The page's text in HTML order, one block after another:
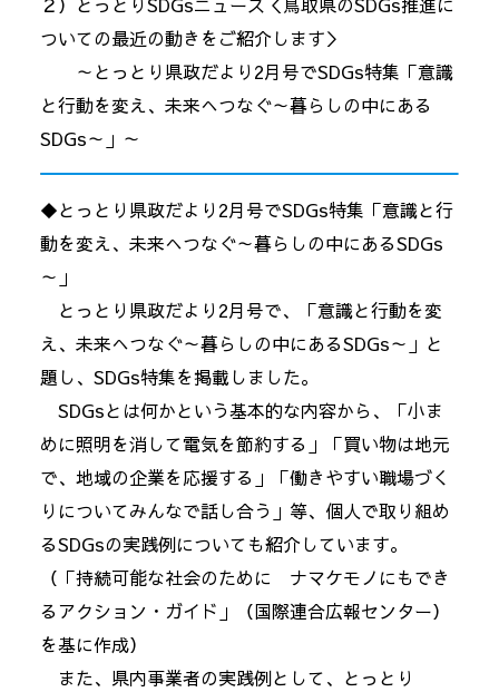
２）とっとりSDGsニュース＜鳥取県のSDGs推進に
ついての最近の動きをご紹介します＞
～とっとり県政だより2月号でSDGs特集「意識
と行動を変え、未来へつなぐ～暮らしの中にある
SDGs～」～
◆とっとり県政だより2月号でSDGs特集「意識と行
動を変え、未来へつなぐ～暮らしの中にあるSDGs
～」
とっとり県政だより2月号で、「意識と行動を変
え、未来へつなぐ～暮らしの中にあるSDGs～」と
題し、SDGs特集を掲載しました。
SDGsとは何かという基本的な内容から、「小ま
めに照明を消して電気を節約する」「買い物は地元
で、地域の企業を応援する」「働きやすい職場づく
りについてみんなで話し合う」等、個人で取り組め
るSDGsの実践例についても紹介しています。
（「持続可能な社会のために ナマケモノにもでき
るアクション・ガイド」（国際連合広報センター）
を基に作成）
また、県内事業者の実践例として、とっとり